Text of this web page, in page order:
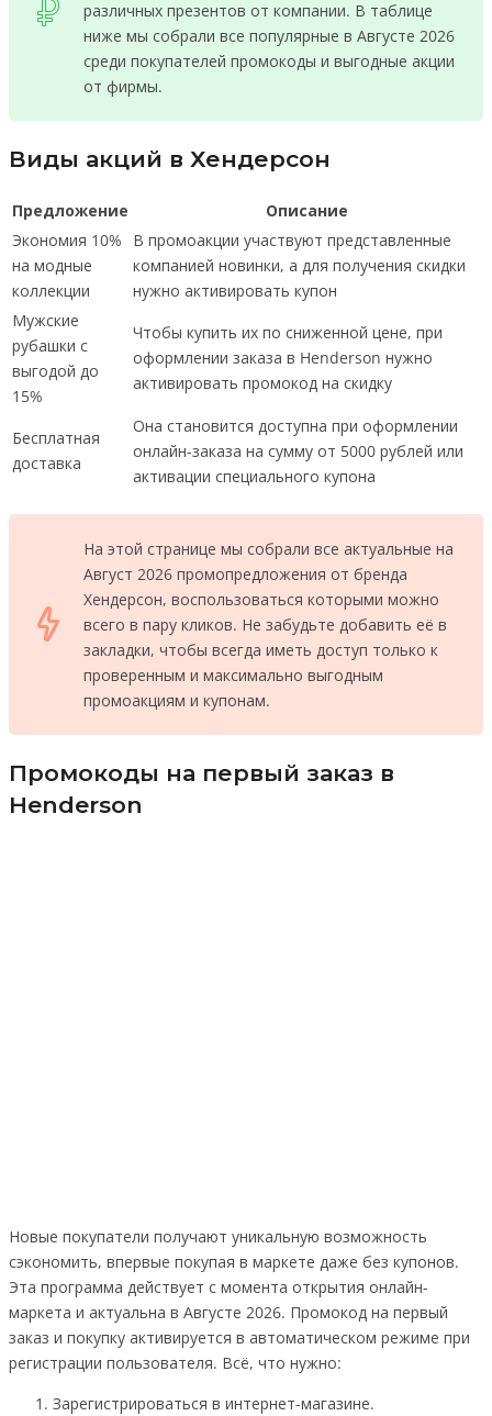
различных презентов от компании. В таблице
ниже мы собрали все популярные в Августе 2026
среди покупателей промокоды и выгодные акции
от фирмы.
Виды акций в Хендерсон
Предложение
Описание
Экономия 10%
на модные
коллекции
В промоакции участвуют представленные
компанией новинки, а для получения скидки
нужно активировать купон
Мужские
рубашки с
выгодой до
15%
Чтобы купить их по сниженной цене, при
оформлении заказа в Henderson нужно
активировать промокод на скидку
Бесплатная
доставка
Она становится доступна при оформлении
онлайн-заказа на сумму от 5000 рублей или
активации специального купона
На этой странице мы собрали все актуальные на
Август 2026 промопредложения от бренда
Хендерсон, воспользоваться которыми можно
всего в пару кликов. Не забудьте добавить её в
закладки, чтобы всегда иметь доступ только к
проверенным и максимально выгодным
промоакциям и купонам.
Промокоды на первый заказ в
Henderson
Новые покупатели получают уникальную возможность
сэкономить, впервые покупая в маркете даже без купонов.
Эта программа действует с момента открытия онлайн-
маркета и актуальна в Августе 2026. Промокод на первый
заказ и покупку активируется в автоматическом режиме при
регистрации пользователя. Всё, что нужно:
Зарегистрироваться в интернет-магазине.